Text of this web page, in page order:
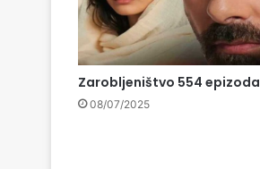
Zarobljeništvo 554 epizoda
08/07/2025